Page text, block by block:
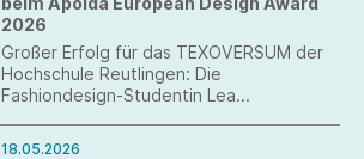
2026
Großer Erfolg für das TEXOVERSUM der
Hochschule Reutlingen: Die
Fashiondesign-Studentin Lea
18.05.2026